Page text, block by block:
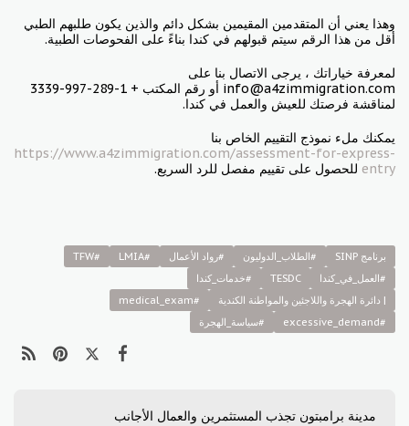
وهذا يعني أن المتقدمين المقيمين بشكل دائم والذين يكون طلبهم الطبي
أقل من هذا الرقم سيتم قبولهم في كندا بناءً على الفحوصات الطبية.
لمعرفة خياراتك ، يرجى الاتصال بنا على
info@a4zimmigration.com أو رقم المكتب + 1-289-997-3339
لمناقشة فرصتك للعيش والعمل في كندا.
يمكنك ملء نموذج التقييم الخاص بنا
https://www.a4zimmigration.com/assessment-for-express-
entry للحصول على تقييم مفصل للرد السريع.
برنامج SINP #الطلاب_الدوليون #رواد الأعمال #LMIA
#TFW
#العمل_في_كندا
TESDC
#خدمات_كندا
| دائرة الهجرة واللاجئين والمواطنة الكندية
#medical_exam
#excessive_demand
#سياسة_الهجرة
مدينة برامبتون تجذب المستثمرين والعمال الأجانب